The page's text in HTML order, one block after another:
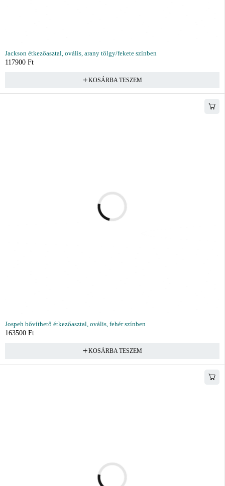
Jackson étkezőasztal, ovális, arany tölgy/fekete színben
117900 Ft
KOSÁRBA TESZEM
Jospeh bővíthető étkezőasztal, ovális, fehér színben
163500 Ft
KOSÁRBA TESZEM